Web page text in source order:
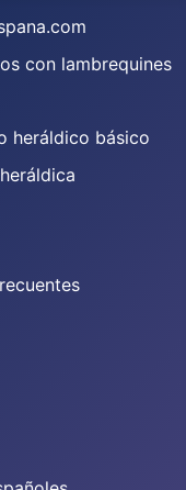
con lambrequines
heráldico básico